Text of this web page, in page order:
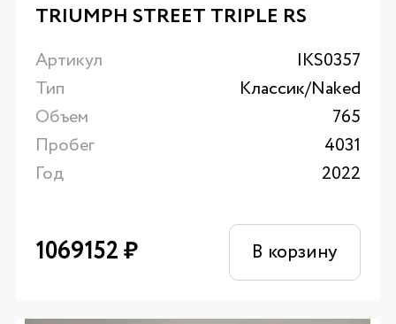
TRIUMPH STREET TRIPLE RS
Артикул
IKS0357
Тип
Классик/Naked
Объем
765
Пробег
4031
Год
2022
1069152₽ В корзину